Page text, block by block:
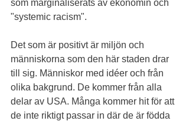
som marginaliserats av ekonomin och
"systemic racism".
Det som är positivt är miljön och
människorna som den här staden drar
till sig. Människor med idéer och från
olika bakgrund. De kommer från alla
delar av USA. Många kommer hit för att
de inte riktigt passar in där de är födda